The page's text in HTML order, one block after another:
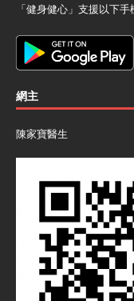
「健身健心」支援以下手
網主
陳家寶醫生